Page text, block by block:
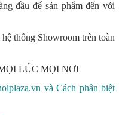
đầu để sản phẩm đến với
thống Showroom trên toàn
LÚC MỌI NƠI
và Cách phân biệt